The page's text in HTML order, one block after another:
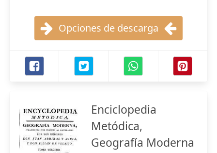
Opciones de descarga
Enciclopedia
Metódica,
Geografía Moderna